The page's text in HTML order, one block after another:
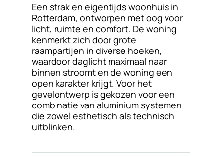
Contact
Een strak en eigentijds woonhuis in
Rotterdam, ontworpen met oog voor
licht, ruimte en comfort. De woning
kenmerkt zich door grote
raampartijen in diverse hoeken,
waardoor daglicht maximaal naar
binnen stroomt en de woning een
open karakter krijgt. Voor het
gevelontwerp is gekozen voor een
combinatie van aluminium systemen
die zowel esthetisch als technisch
uitblinken.